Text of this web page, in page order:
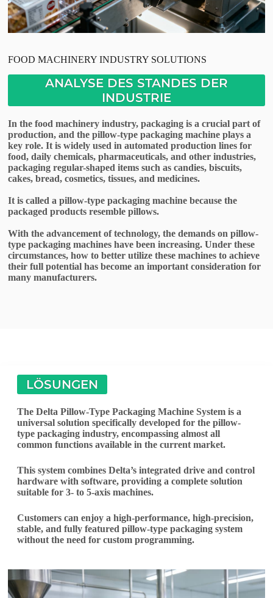
FOOD MACHINERY INDUSTRY SOLUTIONS
ANALYSE DES STANDES DER
INDUSTRIE
In the food machinery industry, packaging is a crucial part of
production, and the pillow-type packaging machine plays a
key role. It is widely used in automated production lines for
food, daily chemicals, pharmaceuticals, and other industries,
packaging regular-shaped items such as candies, biscuits,
cakes, bread, cosmetics, tissues, and medicines.
It is called a pillow-type packaging machine because the
packaged products resemble pillows.
With the advancement of technology, the demands on pillow-
type packaging machines have been increasing. Under these
circumstances, how to better utilize these machines to achieve
their full potential has become an important consideration for
many manufacturers.
LÖSUNGEN
The Delta Pillow-Type Packaging Machine System is a
universal solution specifically developed for the pillow-
type packaging industry, encompassing almost all
common functions available in the current market.
This system combines Delta’s integrated drive and control
hardware with software, providing a complete solution
suitable for 3- to 5-axis machines.
Customers can enjoy a high-performance, high-precision,
stable, and fully featured pillow-type packaging system
without the need for custom programming.